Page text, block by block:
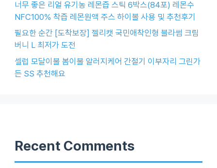
너무 좋은 리얼 유기농 레몬즙 스틱 6박스(84포) 레몬수
NFC100% 착즙 레몬원액 주스 하이볼 사용 및 추천후기
필요한 순간 [도착보장] 젤리캣 국민애착인형 블라썸 크림
버니 L 최저가 도전
셀럽 모달이불 봄이불 알러지케어 간절기 이부자리 그린가
든 SS 추천해요
Recent Comments